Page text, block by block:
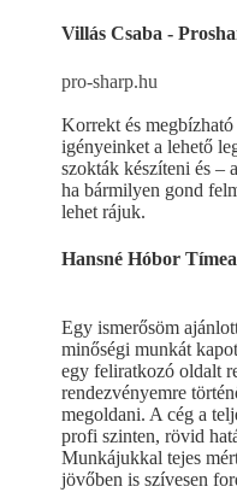
Villás Csaba -
pro-sharp.hu
Korrekt és
igényeinket a lehető
szokták készíteni és –
ha bármilyen gond
lehet rájuk.
Hansné Hóbor
Egy ismerősöm
minőségi munkát
egy feliratkozó oldalt
rendezvényemre
megoldani. A cég a
profi szinten, rövid
Munkájukkal tejes
jövőben is szívesen